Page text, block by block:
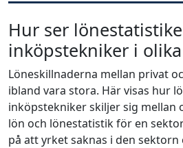
Hur ser
inköpstekniker i
Löneskillnaderna mellan privat
ibland vara stora. Här visas hur
inköpstekniker skiljer sig mellan
lön och lönestatistik för en
på att yrket saknas i den sektorn